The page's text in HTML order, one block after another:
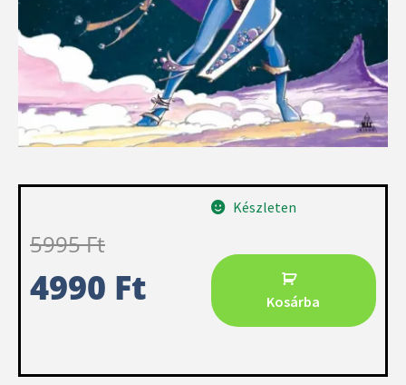
5995Ft
4990 Ft
Készleten
Kosárba